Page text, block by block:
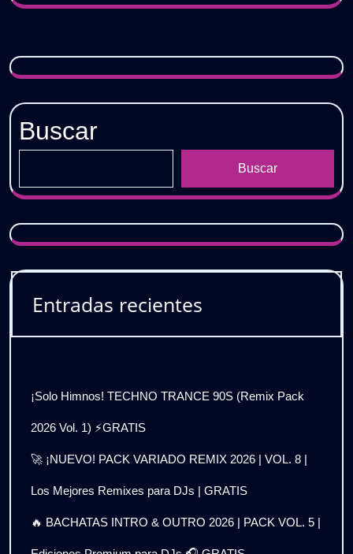
Buscar
Buscar
Entradas recientes
¡Solo Himnos! TECHNO TRANCE 90S (Remix Pack
2026 Vol. 1) ⚡GRATIS
🚀 ¡NUEVO! PACK VARIADO REMIX 2026 | VOL. 8 |
Los Mejores Remixes para DJs | GRATIS
🔥 BACHATAS INTRO & OUTRO 2026 | PACK VOL. 5 |